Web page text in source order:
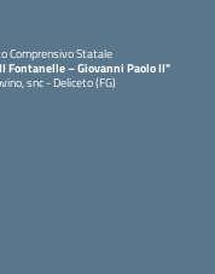
Comprensivo Statale
Fontanelle – Giovanni Paolo II"
snc - Deliceto (FG)